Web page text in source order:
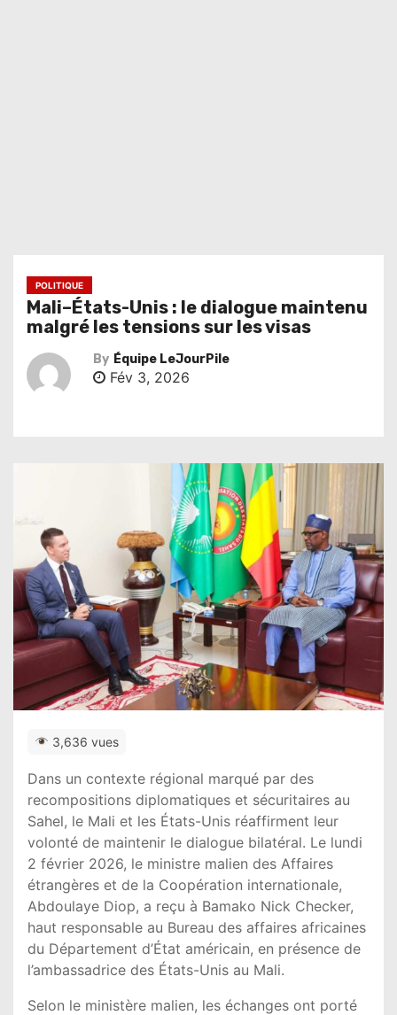
POLITIQUE
Mali–États-Unis : le dialogue maintenu
malgré les tensions sur les visas
By Équipe LeJourPile
Fév 3, 2026
3,636 vues
Dans un contexte régional marqué par des
recompositions diplomatiques et sécuritaires au
Sahel, le Mali et les États-Unis réaffirment leur
volonté de maintenir le dialogue bilatéral. Le lundi
2 février 2026, le ministre malien des Affaires
étrangères et de la Coopération internationale,
Abdoulaye Diop, a reçu à Bamako Nick Checker,
haut responsable au Bureau des affaires africaines
du Département d’État américain, en présence de
l’ambassadrice des États-Unis au Mali.
Selon le ministère malien, les échanges ont porté